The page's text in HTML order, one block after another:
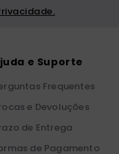
e Suporte
Frequentes
e Devoluções
de Entrega
de Pagamento